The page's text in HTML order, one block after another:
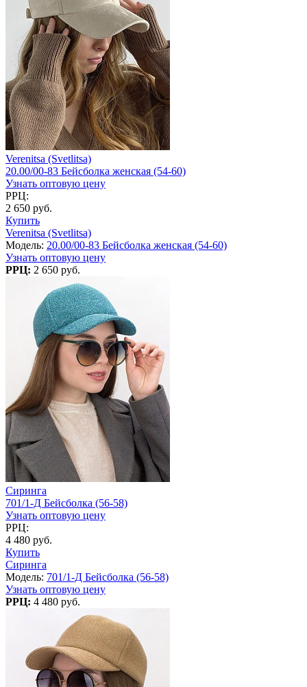
Verenitsa (Svetlitsa)
20.00/00-83 Бейсболка женская (54-60)
Узнать оптовую цену
РРЦ:
2 650 руб.
Купить
Verenitsa (Svetlitsa)
Модель: 20.00/00-83 Бейсболка женская (54-60)
Узнать оптовую цену
РРЦ: 2 650 руб.
Сиринга
701/1-Д Бейсболка (56-58)
Узнать оптовую цену
РРЦ:
4 480 руб.
Купить
Сиринга
Модель: 701/1-Д Бейсболка (56-58)
Узнать оптовую цену
РРЦ: 4 480 руб.